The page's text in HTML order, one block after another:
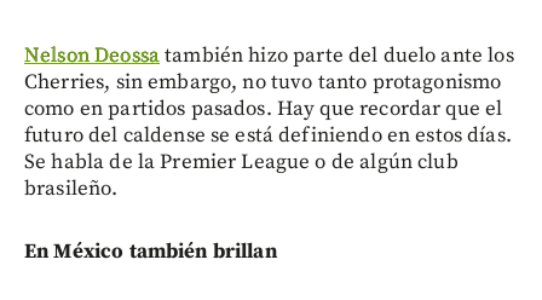
Nelson Deossatambién hizo parte del duelo ante los
Cherries, sin embargo, no tuvo tanto protagonismo
como en partidos pasados. Hay que recordar que el
futuro del caldense se está definiendo en estos días.
Se habla de la Premier League o de algún club
brasileño.
En México también brillan